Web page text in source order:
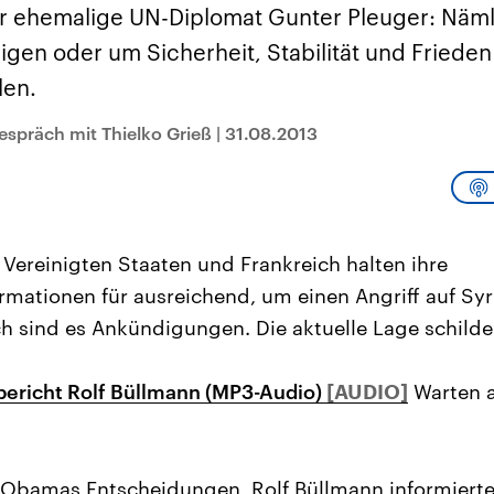
gehören die
Einfluss auf das
Weltgeschehen.
Der Überfall der
Terrororganisation
Gewalt entfacht. Israel
möchte die Hamas
Der Iran – seit der
1979 auch
Staatsideologie
ehemalige UN-Diplomat Gunter Pleuger:
oder um Sicherheit, Stabilität und Frieden
mit Thielko Grieß | 31.08.2013
Vereinigten Staaten und Frankreich halten ihre
für ausreichend, um einen Angriff auf
sind es Ankündigungen. Die aktuelle Lage
Rolf Büllmann (MP3-Audio)
Warten
Entscheidungen, Rolf Büllmann